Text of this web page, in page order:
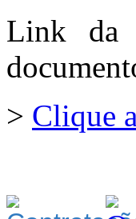
Link da
> Clique